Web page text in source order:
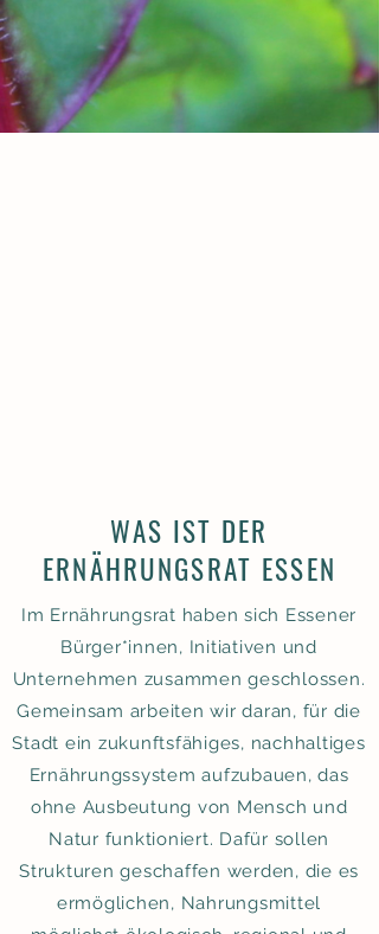
WAS IST DER
ERNÄHRUNGSRAT ESSEN
Im Ernährungsrat haben sich Essener
Bürger*innen, Initiativen und
Unternehmen zusammen geschlossen.
Gemeinsam arbeiten wir daran, für die
Stadt ein zukunftsfähiges, nachhaltiges
Ernährungssystem aufzubauen, das
ohne Ausbeutung von Mensch und
Natur funktioniert. Dafür sollen
Strukturen geschaffen werden, die es
ermöglichen, Nahrungsmittel